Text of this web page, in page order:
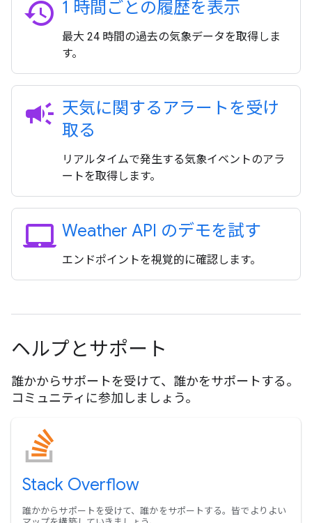
history 1 時間ごとの履歴を表示
最大 24 時間の過去の気象データを取得しま
す。
campaign 天気に関するアラートを受け
取る
リアルタイムで発生する気象イベントのアラ
ートを取得します。
laptop_mac Weather API のデモを試す
エンドポイントを視覚的に確認します。
ヘルプとサポート
誰かからサポートを受けて、誰かをサポートする。
コミュニティに参加しましょう。
Stack Overflow
誰かからサポートを受けて、誰かをサポートする。皆でよりよい